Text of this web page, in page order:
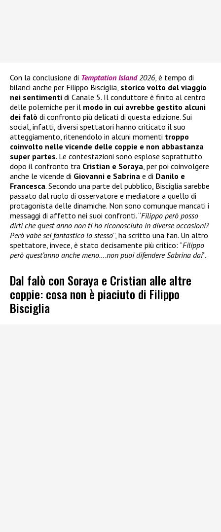
Con la conclusione di Temptation Island2026, è tempo di
bilanci anche per Filippo Bisciglia, storico volto del viaggio
nei sentimenti di Canale 5. Il conduttore è finito al centro
delle polemiche per il modo in cui avrebbe gestito alcuni
dei falò di confronto più delicati di questa edizione. Sui
social, infatti, diversi spettatori hanno criticato il suo
atteggiamento, ritenendolo in alcuni momenti troppo
coinvolto nelle vicende delle coppie e non abbastanza
super partes. Le contestazioni sono esplose soprattutto
dopo il confronto tra Cristian e Soraya, per poi coinvolgere
anche le vicende di Giovanni e Sabrina e di Danilo e
Francesca. Secondo una parte del pubblico, Bisciglia sarebbe
passato dal ruolo di osservatore e mediatore a quello di
protagonista delle dinamiche. Non sono comunque mancati i
messaggi di affetto nei suoi confronti. “Filippo però posso
dirti che quest anno non ti ho riconosciuto in diverse occasioni?
Però vabe sei fantastico lo stesso”, ha scritto una fan. Un altro
spettatore, invece, è stato decisamente più critico: “Filippo
però quest’anno anche meno….non puoi difendere Sabrina dai”.
Dal falò con Soraya e Cristian alle altre
coppie: cosa non è piaciuto di Filippo
Bisciglia